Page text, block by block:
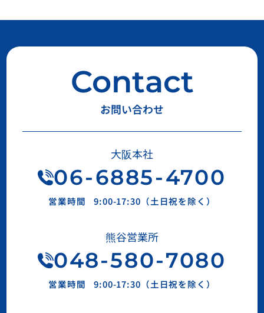
Contact
お問い合わせ
大阪本社
06-6885-4700
営業時間 9:00-17:30（土日祝を除く）
熊谷営業所
048-580-7080
営業時間 9:00-17:30（土日祝を除く）